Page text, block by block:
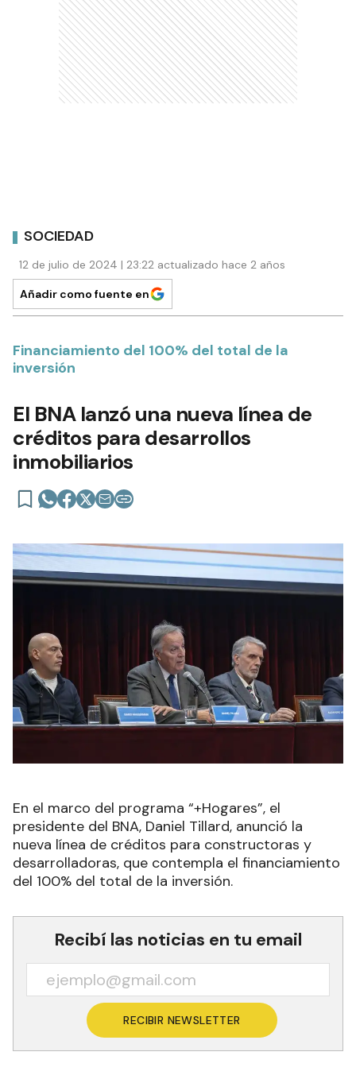
SOCIEDAD
12 de julio de 2024 | 23:22 actualizado hace 2 años
Añadir como fuente en
Financiamiento del 100% del total de la
inversión
El BNA lanzó una nueva línea de
créditos para desarrollos
inmobiliarios
En el marco del programa “+Hogares”, el
presidente del BNA, Daniel Tillard, anunció la
nueva línea de créditos para constructoras y
desarrolladoras, que contempla el financiamiento
del 100% del total de la inversión.
Recibí las noticias en tu email
RECIBIR NEWSLETTER